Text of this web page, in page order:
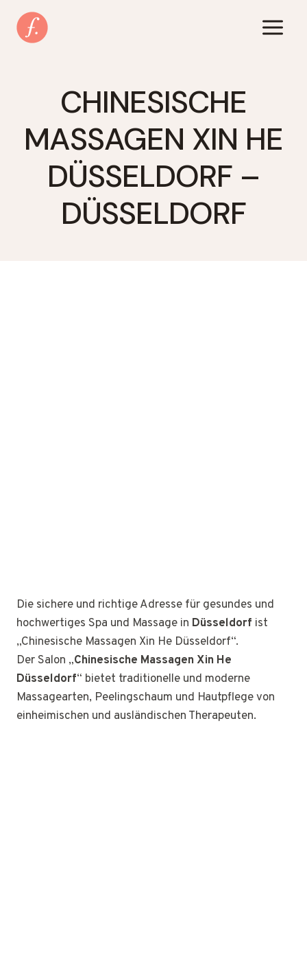
Inhalt
springen
CHINESISCHE
MASSAGEN XIN HE
DÜSSELDORF –
DÜSSELDORF
Die sichere und richtige Adresse für gesundes und
hochwertiges Spa und Massage in Düsseldorf ist
„Chinesische Massagen Xin He Düsseldorf“.
Der Salon „Chinesische Massagen Xin He
Düsseldorf“ bietet traditionelle und moderne
Massagearten, Peelingschaum und Hautpflege von
einheimischen und ausländischen Therapeuten.